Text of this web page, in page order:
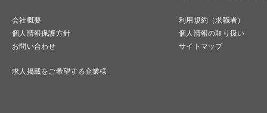
会社概要
利用規約（求職者）
個人情報保護方針
個人情報の取り扱い
お問い合わせ
サイトマップ
求人掲載をご希望する企業様